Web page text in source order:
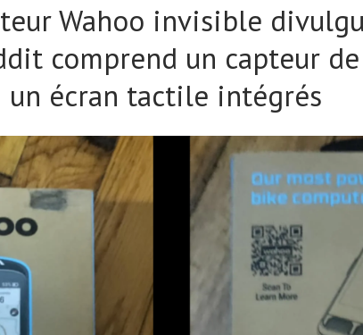
Wahoo invisible
comprend un capteur
un écran tactile intégrés